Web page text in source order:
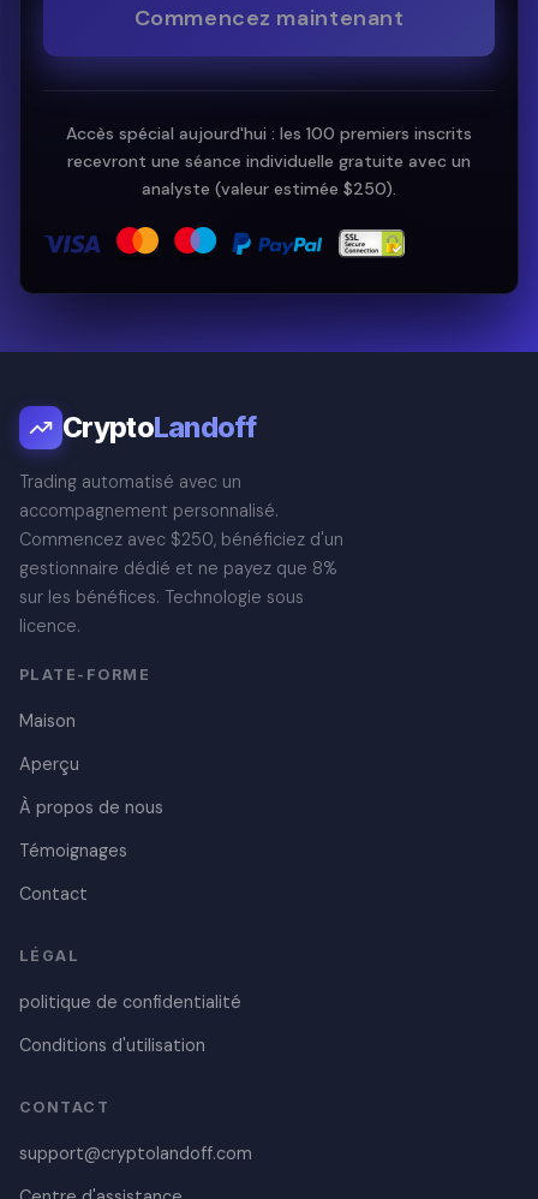
Commencez maintenant
Accès spécial aujourd'hui : les 100 premiers inscrits
recevront une séance individuelle gratuite avec un
analyste (valeur estimée $250).
CryptoLandoff
Trading automatisé avec un
accompagnement personnalisé.
Commencez avec $250, bénéficiez d'un
gestionnaire dédié et ne payez que 8%
sur les bénéfices. Technologie sous
licence.
PLATE-FORME
Maison
Aperçu
À propos de nous
Témoignages
Contact
LÉGAL
politique de confidentialité
Conditions d'utilisation
CONTACT
support@cryptolandoff.com
Swedish
Polish
Czech